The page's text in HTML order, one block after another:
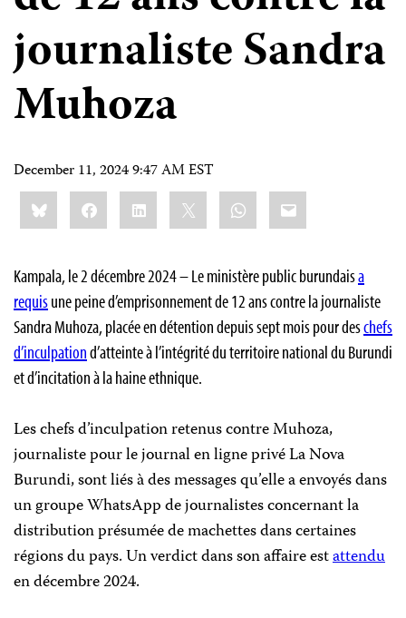
journaliste Sandra
Muhoza
December 11, 2024 9:47 AM EST
Share
this:BlueskyFacebookLinkedIn WhatsApp
Email
Kampala, le 2 décembre 2024 – Le ministère public burundaisa
requisune peine d’emprisonnement de 12 ans contre la journaliste
Sandra Muhoza, placée en détention depuis sept mois pour deschefs
d’inculpationd’atteinte à l’intégrité du territoire national du Burundi
et d’incitation à la haine ethnique.
Les chefs d’inculpation retenus contre Muhoza,
journaliste pour le journal en ligne privé La Nova
Burundi, sont liés à des messages qu’elle a envoyés dans
un groupe WhatsApp de journalistes concernant la
distribution présumée de machettes dans certaines
régions du pays. Un verdict dans son affaire estattendu
en décembre 2024.